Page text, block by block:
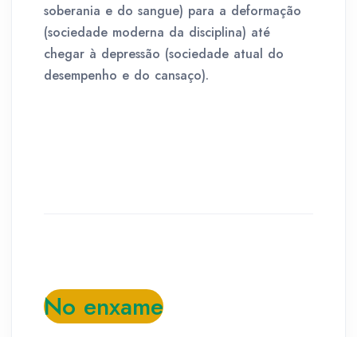
soberania e do sangue) para a deformação
(sociedade moderna da disciplina) até
chegar à depressão (sociedade atual do
desempenho e do cansaço).
No enxame